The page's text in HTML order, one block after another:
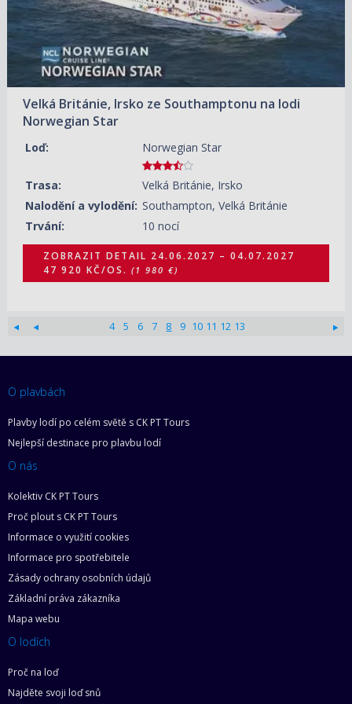
Velká Británie, Irsko ze Southamptonu na lodi
Norwegian Star
Loď: Norwegian Star
Trasa:
Velká Británie, Irsko
Nalodění a vylodění: Southampton, Velká Británie
Trvání:
10 nocí
ZOBRAZIT DETAIL 24.06.2027 – 04.07.2027
47 920 KČ/OS. (1 980 €)
4 5 6 7 8 9 10 11 12 13
O plavbách
Plavby lodí po celém světě s CK PT Tours
Nejlepší destinace pro plavbu lodí
O nás
Kolektiv CK PT Tours
Proč plout s CK PT Tours
Informace o využití cookies
Informace pro spotřebitele
Zásady ochrany osobních údajů
Základní práva zákazníka
Mapa webu
O lodích
Proč na loď
Najděte svoji loď snů